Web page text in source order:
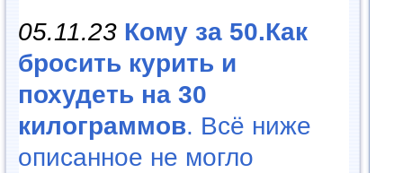
05.11.23 Кому за 50.Как
бросить курить и
похудеть на 30
килограммов. Всё ниже
описанное не могло